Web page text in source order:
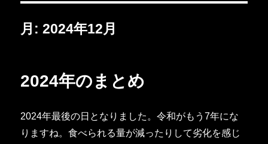
月:2024年12月
2024年のまとめ
2024年最後の日となりました。令和がもう7年にな
りますね。食べられる量が減ったりして劣化を感じ